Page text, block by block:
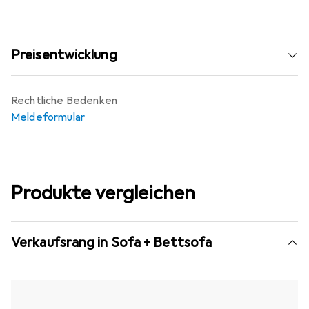
Preisentwicklung
Rechtliche Bedenken
Meldeformular
Produkte vergleichen
Verkaufsrang in Sofa + Bettsofa